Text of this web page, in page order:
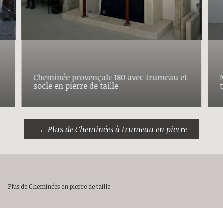
Cheminée provençale 180 avec trumeau et
socle en pierre de taille
Plus de Cheminées à trumeau en pierre
Plus de Cheminées en pierre de taille